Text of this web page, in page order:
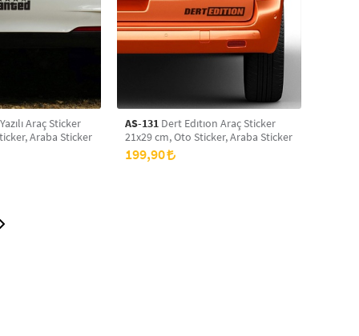
Araç Sticker
Araba Sticker
AS-131 Dert Edıtıon Araç Sticker
21x29 cm, Oto Sticker, Araba Sticker
199,90